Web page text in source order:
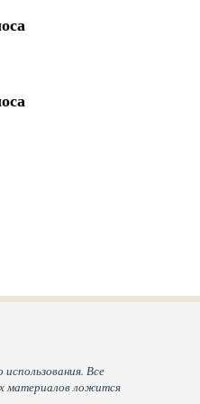
Все
материалов ложится